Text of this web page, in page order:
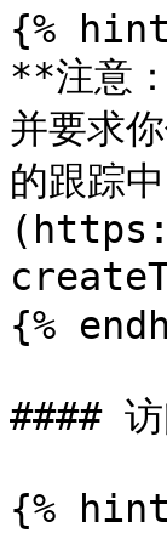
{%
**注意
并要求
的跟踪
{%
####
{%